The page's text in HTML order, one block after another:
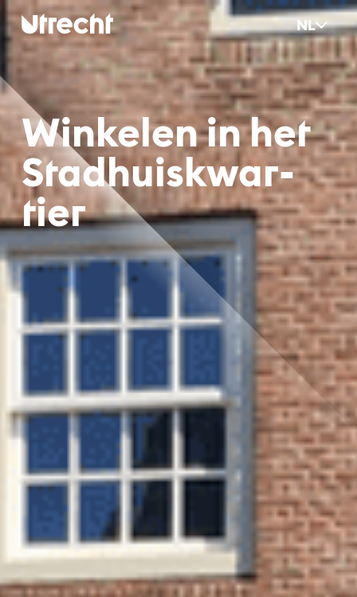
Ga naar hoofdinhoud
NL
Win­ke­len in het
Stad­huisk­war­
tier